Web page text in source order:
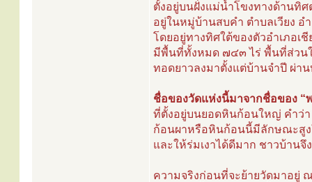
ตั้งอยู่บนฝั่งแม่น้ำโขงทางด้านทิ
อยู่ในหมู่บ้านสบคำ ตำบลเวียง อ
โดยอยู่ทางทิศใต้ของตัวอำเภอเ
มีพื้นที่ทั้งหมด ๗๔๓ ไร่ พื้นที่ส่วนใ
ทอดยาวลงมาตั้งแต่บ้านจำปี ผ่า
ชื่อของวัดแห่งนี้มาจากชื่อของ “พ
ที่ตั้งอยู่บนยอดหินก้อนใหญ่ คำว่
ก้อนผาหรือหินก้อนนี้มีลักษณะสูง
และให้ร่มเงาได้ดีมาก ชาวบ้านจึ
ความจริงก่อนที่จะย้ายวัดมาอยู่